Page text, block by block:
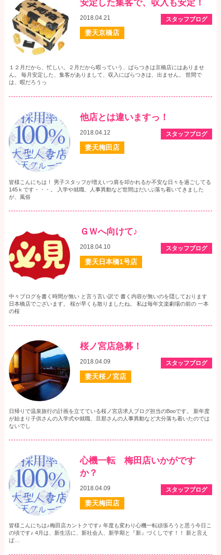
安定した集客で、収入も安定！
2018.04.21 スタッフブログ
妻天京橋店
１２月だから、忙しい。２月だから暇っていう、ばらつきは京橋店にはありませ
ん。 毎月安定した、集客がありまして、収入にばらつきは、出ません。 世間で
は、暇だろうっ
他店とは違いますっ！
2018.04.12 スタッフブログ
妻天梅田店
皆様こんにちは！ 男子スタッフが増えいつ肩を叩かれるか不安な日々を過ごしてる
145ｋです・・・。 入学や就職、人事異動など世間はだいぶ落ち着いてきました
が、風俗
ＧＷへ向けて♪
2018.04.10 スタッフブログ
妻天日本橋1号店
中々ブログを書く時間が無い と言う言い訳で 書く内容が無いのを隠しております
日本橋店でございます。 桜が早くも散りましたね。 私は毎年文楽劇場の前の 一本
の桜
桜ノ宮店急募！
2018.04.09 スタッフブログ
妻天桜ノ宮店
日帰りで温泉旅行の計画を立てている桜ノ宮店求人ブログ担当のBooです。 新年度
が始まり子供さんの入学式や就職、旦那さんの人事異動など大分落ち着いたのでは
ないでし
心機一転 梅田店いかがです
か？
2018.04.09 スタッフブログ
妻天梅田店
皆様こんにちは♪梅田店カントクです♪ 年度も変わり心機一転頑張ろうと思う今日こ
の頃です♪ 4月は、新生活に、新社会人、新学期と『新』づくしです！！ 新と言え
ば…